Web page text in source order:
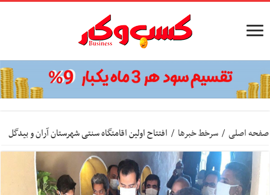
صفحه اصلی / سرخط خبرها / افتتاح اولین اقامتگاه سنتی شهرستان آران و بیدگل